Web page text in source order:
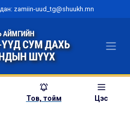
zamiin-uud_tg@shuukh.mn
Тов, тойм Цэс